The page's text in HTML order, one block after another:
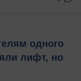
одного
лифт, но